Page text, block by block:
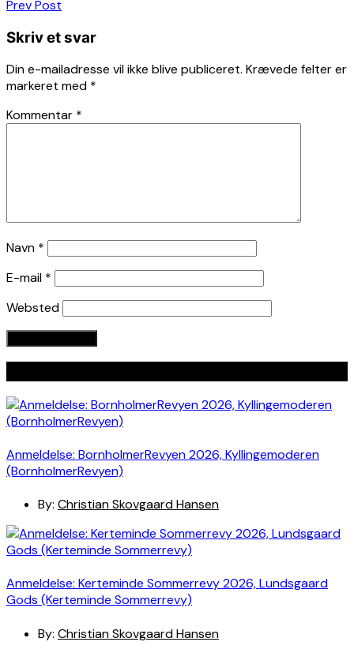
Indlægsnavigation
Prev Post
Skriv et svar
Din e-mailadresse vil ikke blive publiceret. Krævede felter er
markeret med *
Kommentar *
Navn *
E-mail *
Websted
Anmeldelse: BornholmerRevyen 2026, Kyllingemoderen
(BornholmerRevyen)
By: Christian Skovgaard Hansen
Anmeldelse: Kerteminde Sommerrevy 2026, Lundsgaard
Gods (Kerteminde Sommerrevy)
By: Christian Skovgaard Hansen